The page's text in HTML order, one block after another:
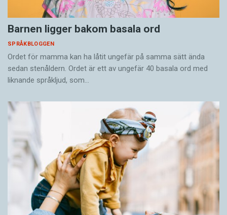
Barnen ligger bakom basala ord
SPRÅKBLOGGEN
Ordet för mamma kan ha låtit ungefär på samma sätt ända
sedan stenåldern. Ordet är ett av ungefär 40 basala ord med
liknande språkljud, som…